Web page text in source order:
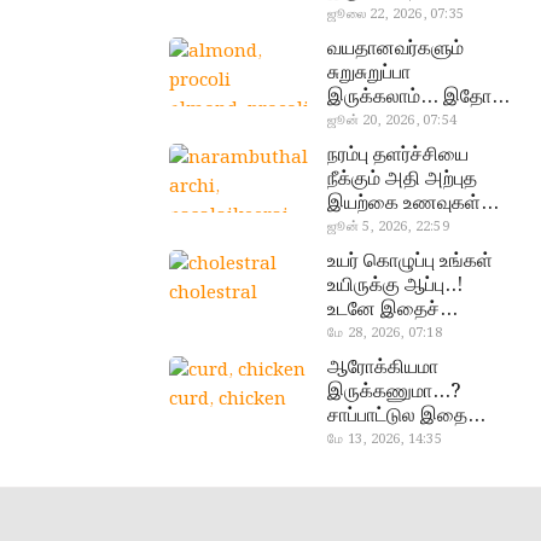
வேண்டிய எளிய 5
டெஸ்ட்!
ஜூலை 22, 2026, 07:35
almond, procoli
வயதானவர்களும்
சுறுசுறுப்பா
இருக்கலாம்… இதோ
சூப்பர் உணவுகள்!
ஜூன் 20, 2026, 07:54
narambuthalar
chi,
pasalaikeerai
நரம்பு தளர்ச்சியை
நீக்கும் அதி அற்புத
இயற்கை உணவுகள்…
தவற விட்டுறாதீங்க!
ஜூன் 5, 2026, 22:59
cholestral
உயர் கொழுப்பு உங்கள்
உயிருக்கு ஆப்பு..!
உடனே இதைச்
செய்யுங்க!
மே 28, 2026, 07:18
curd, chicken
ஆரோக்கியமா
இருக்கணுமா…?
சாப்பாட்டுல இதை
எல்லாம்
மே 13, 2026, 14:35